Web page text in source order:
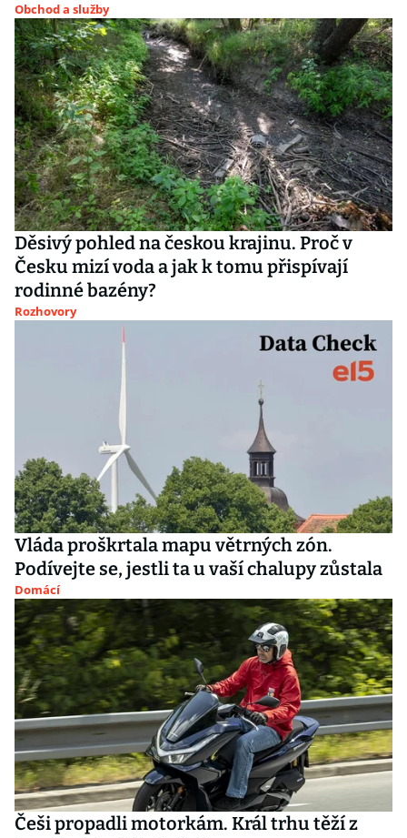
Obchod a služby
Děsivý pohled na českou krajinu. Proč v
Česku mizí voda a jak k tomu přispívají
rodinné bazény?
Rozhovory
Vláda proškrtala mapu větrných zón.
Podívejte se, jestli ta u vaší chalupy zůstala
Domácí
Češi propadli motorkám. Král trhu těží z